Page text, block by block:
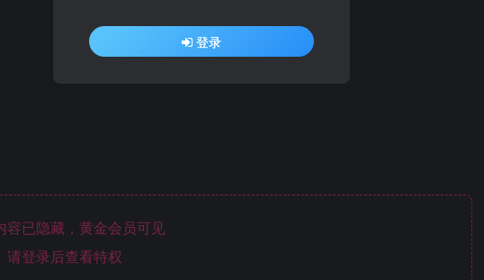
已隐藏，黄金会员可见
请登录后查看特权
登录